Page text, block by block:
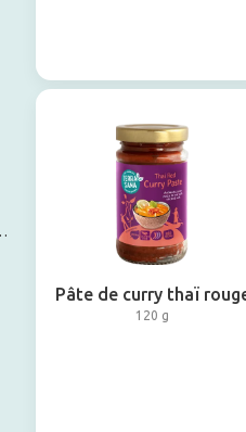
Pâte de curry thaï
120 g